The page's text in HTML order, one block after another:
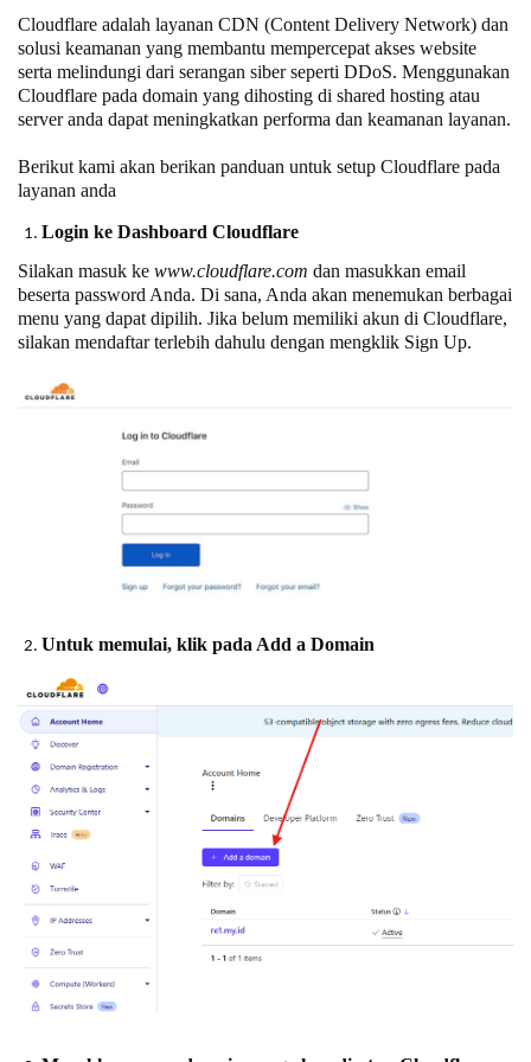
Cloudflare adalah layanan CDN (Content Delivery Network) dan
solusi keamanan yang membantu mempercepat akses website
serta melindungi dari serangan siber seperti DDoS. Menggunakan
Cloudflare pada domain yang dihosting di shared hosting atau
server anda dapat meningkatkan performa dan keamanan layanan.
Berikut kami akan berikan panduan untuk setup Cloudflare pada
layanan anda
Login ke Dashboard Cloudflare
Silakan masuk ke www.cloudflare.com dan masukkan email
beserta password Anda. Di sana, Anda akan menemukan berbagai
menu yang dapat dipilih. Jika belum memiliki akun di Cloudflare,
silakan mendaftar terlebih dahulu dengan mengklik Sign Up.
Untuk memulai, klik pada Add a Domain